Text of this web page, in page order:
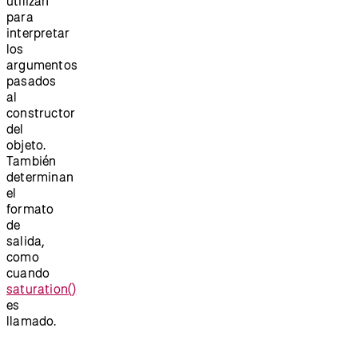
para
interpretar
los
argumentos
pasados
al
constructor
del
objeto.
También
determinan
el
formato
de
salida,
como
cuando
saturation()
es
llamado.